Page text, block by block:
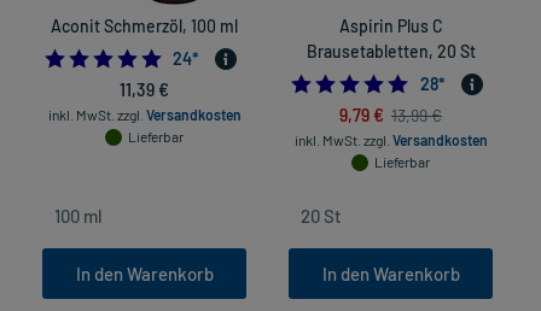
Aconit Schmerzöl, 100 ml
4.791666666666667
24*
11,39 €
inkl. MwSt. zzgl. Versandkosten
Lieferbar
In den Warenkorb
Aspirin Plus C
Brausetabletten, 20 St
28*
9,79 € 13,99 €
inkl. MwSt. zzgl. Versandkosten
Lieferbar
In den Warenkorb